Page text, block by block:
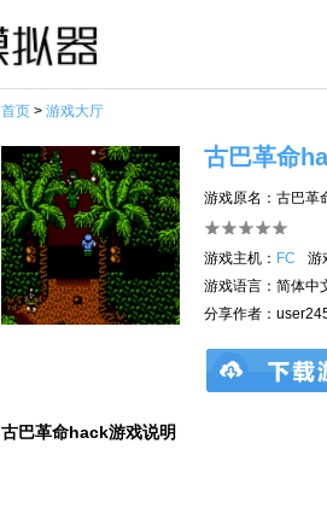
首页 > 游戏大厅
古巴革命
游戏原名：古巴革
游戏主机： FC
游
游戏语言：简体中
分享作者：
古巴革命hack游戏说明